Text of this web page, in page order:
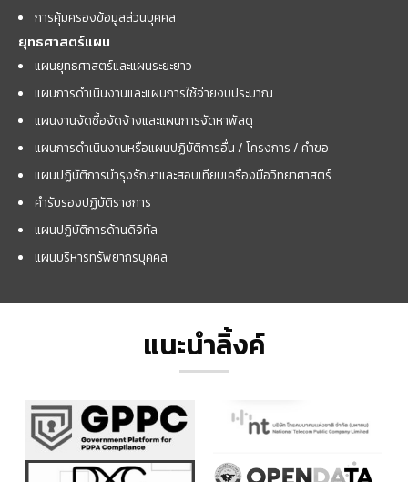
การคุ้มครองข้อมูลส่วนบุคคล
ยุทธศาสตร์แผน
แผนยุทธศาสตร์และแผนระยะยาว
แผนการดำเนินงานและแผนการใช้จ่ายงบประมาณ
แผนงานจัดซื้อจัดจ้างและแผนการจัดหาพัสดุ
แผนการดำเนินงานหรือแผนปฏิบัติการอื่น / โครงการ / คำขอ
แผนปฏิบัติการบำรุงรักษาและสอบเทียบเครื่องมือวิทยาศาสตร์
คำรับรองปฏิบัติราชการ
แผนปฏิบัติการด้านดิจิทัล
แผนบริหารทรัพยากรบุคคล
แนะนำลิ้งค์